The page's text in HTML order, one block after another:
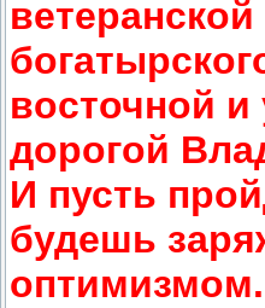
восточной
дорогой
И пусть
будешь